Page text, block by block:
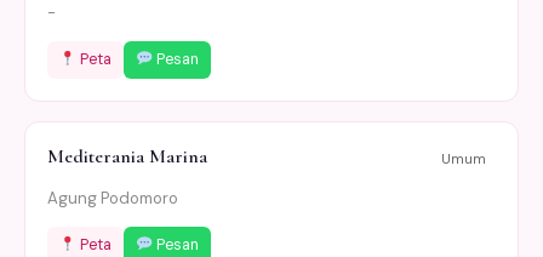
-
Peta Pesan
Mediterania Marina Umum
Agung Podomoro
Peta Pesan